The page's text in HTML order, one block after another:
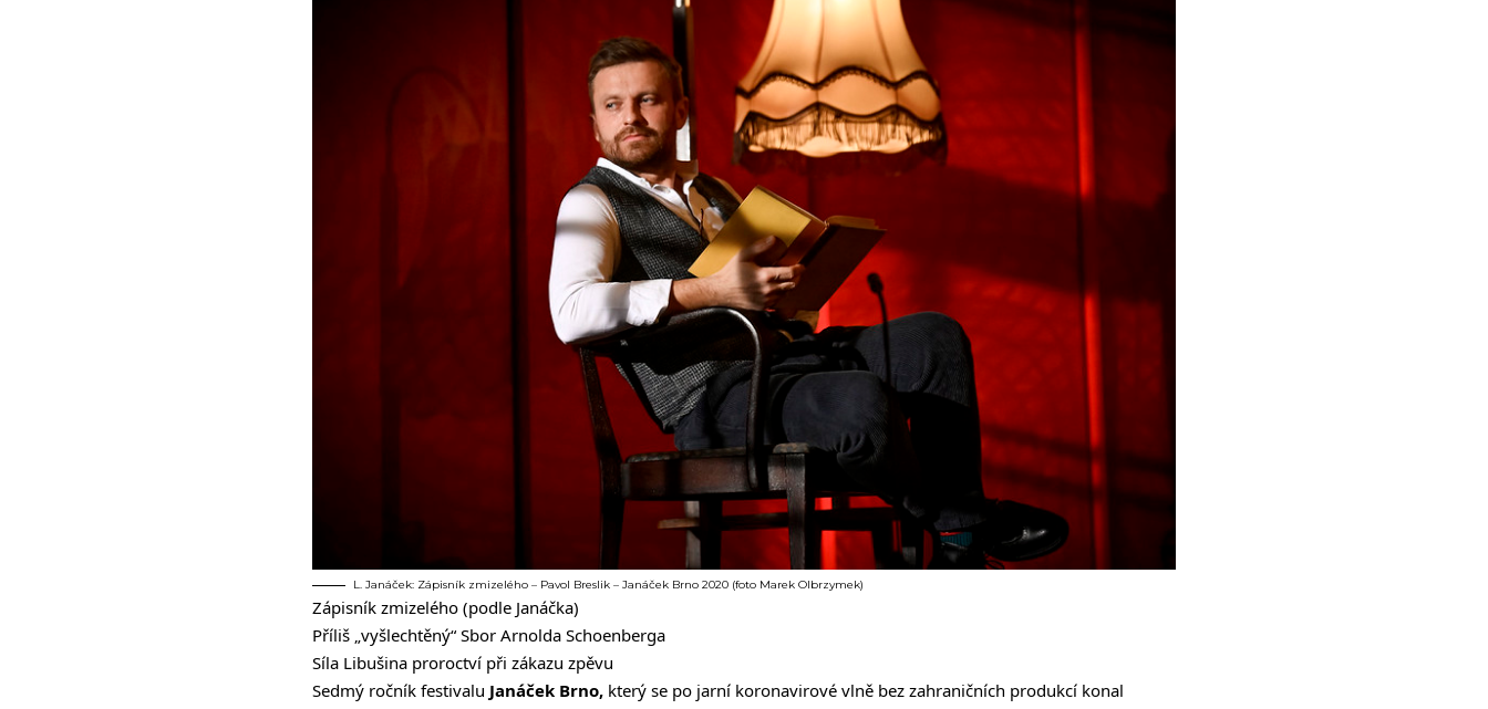
L. Janáček: Zápisník zmizelého – Pavol Breslik – Janáček Brno 2020 (foto Marek Olbrzymek)
Zápisník zmizelého (podle Janáčka)
Příliš „vyšlechtěný“ Sbor Arnolda Schoenberga
Síla Libušina proroctví při zákazu zpěvu
Sedmý ročník festivalu Janáček Brno, který se po jarní koronavirové vlně bez zahraničních produkcí konal